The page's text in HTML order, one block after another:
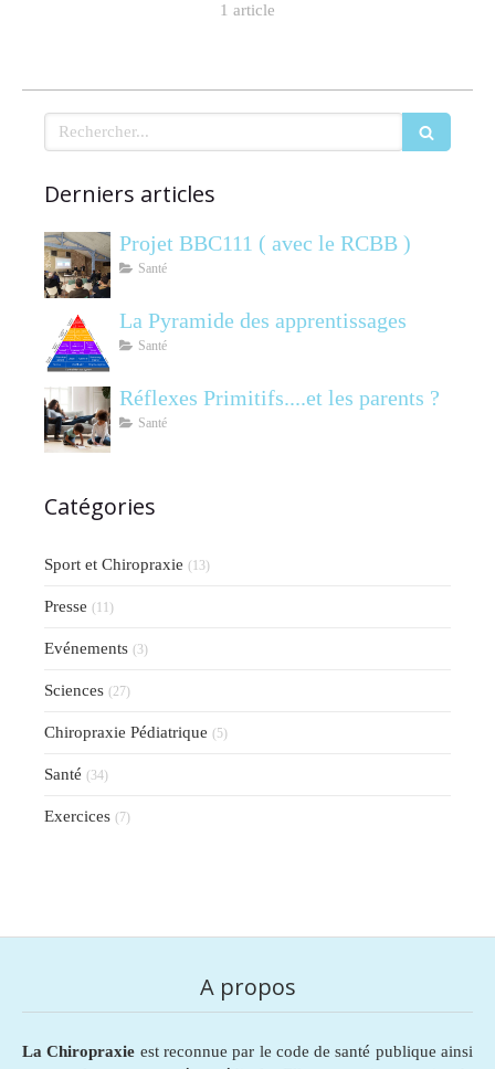
1 article
Rechercher
Derniers articles
Projet BBC111 ( avec le RCBB )
Santé
La Pyramide des apprentissages
Santé
Réflexes Primitifs....et les parents ?
Santé
Catégories
Sport et Chiropraxie (13)
Presse (11)
Evénements (3)
Sciences (27)
Chiropraxie Pédiatrique (5)
Santé (34)
Exercices (7)
A propos
La Chiropraxie est reconnue par le code de santé publique ainsi